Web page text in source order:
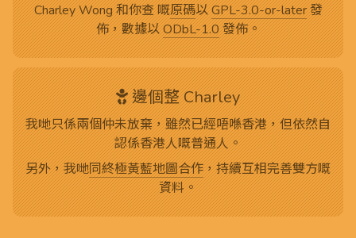
Charley Wong 和你查 嘅原碼以GPL-3.0-or-later發
佈，數據以ODbL-1.0發佈。
邊個整 Charley
我哋只係兩個仲未放棄，雖然已經唔喺香港，但依然自
認係香港人嘅普通人。
另外，我哋同終極黃藍地圖合作，持續互相完善雙方嘅
資料。